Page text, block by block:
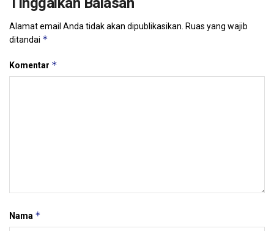
Alamat email Anda tidak akan dipublikasikan. Ruas yang wajib
ditandai *
Komentar *
Nama *